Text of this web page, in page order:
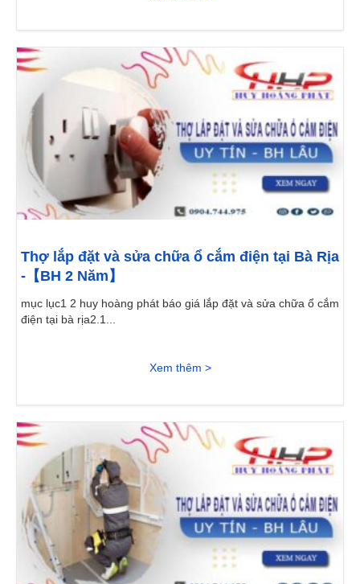
Thợ lắp đặt và sửa chữa ổ cắm điện tại Bà Rịa
-【BH 2 Năm】
mục lục1 2 huy hoàng phát báo giá lắp đặt và sửa chữa ổ cắm
điện tại bà rịa2.1...
Xem thêm >